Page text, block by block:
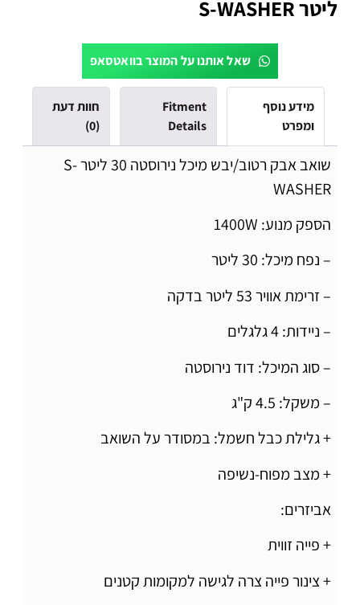
ליטר S-WASHER
שאל אותנו על המוצר בוואטסאפ
מידע נוסף
ומפרט
Fitment
Details
חוות דעת
(0)
שואב אבק רטוב/יבש מיכל נירוסטה 30 ליטר S-
WASHER
הספק מנוע: 1400W
– נפח מיכל: 30 ליטר
– זרימת אוויר 53 ליטר בדקה
– ניידות: 4 גלגלים
– סוג המיכל: דוד נירוסטה
– משקל: 4.5 ק"ג
+ גלילת כבל חשמל: במסודר על השואב
+ מצב מפוח-נשיפה
אביזרים:
+ פייה זווית
+ צינור פייה צרה לגישה למקומות קטנים